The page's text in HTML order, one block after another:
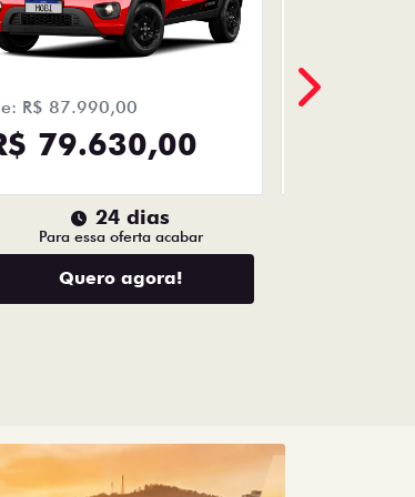
VENDAS
DIRETAS
Descubra as melhores soluções e
descontos em um novo Fiat para
taxistas e outras categorias de
negócios.